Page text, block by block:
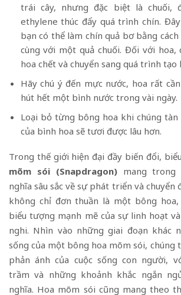
trái cây, nhưng đặc biệt là chuối,
ethylene thúc đẩy quá trình chín.
bạn có thể làm chín quả bơ bằng
cùng với một quả chuối. Đối với hoa,
hoa chết và chuyển sang quá trình tạo
Hãy chú ý đến mực nước, hoa rất
hút hết một bình nước trong vài ngày.
Loại bỏ từng bông hoa khi chúng
của bình hoa sẽ tươi được lâu hơn.
Trong thế giới hiện đại đầy biến đổi,
mõm sói (Snapdragon)mang trong
nghĩa sâu sắc về sự phát triển và chuyển
không chỉ đơn thuần là một bông
biểu tượng mạnh mẽ của sự linh hoạt
nghi. Nhìn vào những giai đoạn khác
sống của một bông hoa mõm sói, chúng
phản ánh của cuộc sống con người,
trầm và những khoảnh khắc ngắn
nghĩa. Hoa mõm sói cũng mang theo